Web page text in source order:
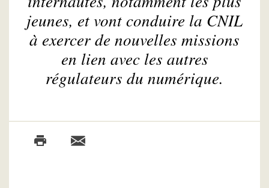
jeunes, et vont conduire la CNIL
à exercer de nouvelles missions
en lien avec les autres
régulateurs du numérique.